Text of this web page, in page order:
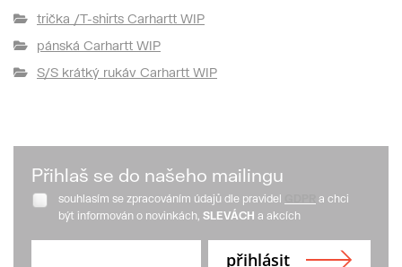
trička /T-shirts Carhartt WIP
pánská Carhartt WIP
S/S krátký rukáv Carhartt WIP
Přihlaš se do našeho mailingu
souhlasím se zpracováním údajů dle pravidel
a chci
být informován o novinkách, SLEVÁCH a akcích